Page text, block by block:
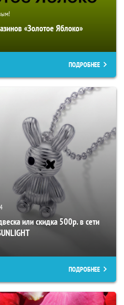
«Золотое Яблоко»
ПОДРОБНЕЕ
или скидка 500р. в сети
ПОДРОБНЕЕ